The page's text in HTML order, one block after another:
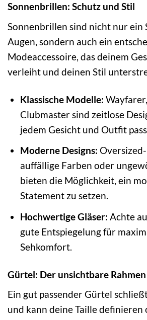
Sonnenbrillen: Schutz und Stil
Sonnenbrillen sind nicht nur ein
Augen, sondern auch ein
Modeaccessoire, das deinem
verleiht und deinen Stil
Klassische Modelle:
Clubmaster sind zeitlose
jedem Gesicht und Outfit
Moderne Designs:
auffällige Farben oder
bieten die Möglichkeit, ein
Statement zu setzen.
Hochwertige Gläser: Achte
gute Entspiegelung für
Sehkomfort.
Gürtel: Der unsichtbare Rahmen
Ein gut passender Gürtel
und kann deine Taille definieren